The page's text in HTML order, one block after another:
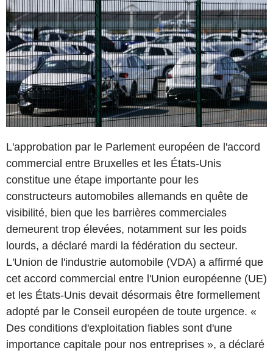
L'approbation par le Parlement européen de l'accord
commercial entre Bruxelles et les États-Unis
constitue une étape importante pour les
constructeurs automobiles allemands en quête de
visibilité, bien que les barrières commerciales
demeurent trop élevées, notamment sur les poids
lourds, a déclaré mardi la fédération du secteur.
L'Union de l'industrie automobile (VDA) a affirmé que
cet accord commercial entre l'Union européenne (UE)
et les États-Unis devait désormais être formellement
adopté par le Conseil européen de toute urgence. «
Des conditions d'exploitation fiables sont d'une
importance capitale pour nos entreprises », a déclaré